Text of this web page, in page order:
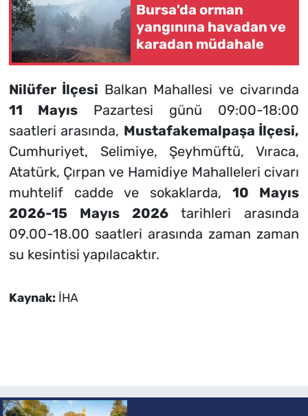
Bursa'da orman
yangınına havadan ve
karadan müdahale
Nilüfer İlçesi Balkan Mahallesi ve civarında
11 MayısPazartesi günü 09:00-18:00
saatleri arasında, Mustafakemalpaşa İlçesi,
Cumhuriyet, Selimiye, Şeyhmüftü, Vıraca,
Atatürk, Çırpan ve Hamidiye Mahalleleri civarı
muhtelif cadde ve sokaklarda,10 Mayıs
2026-15 Mayıs 2026tarihleri arasında
09.00-18.00 saatleri arasında zaman zaman
su kesintisi yapılacaktır.
Kaynak: İHA